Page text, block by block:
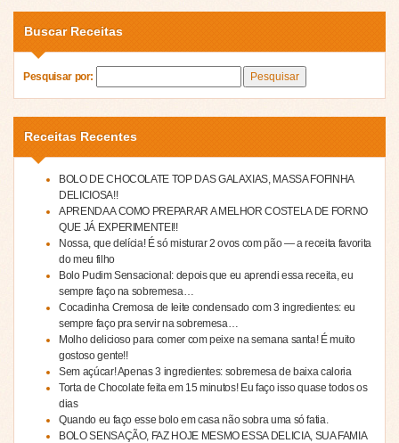
Buscar Receitas
Pesquisar por:
Receitas Recentes
BOLO DE CHOCOLATE TOP DAS GALAXIAS, MASSA FOFINHA
DELICIOSA!!
APRENDA A COMO PREPARAR A MELHOR COSTELA DE FORNO
QUE JÁ EXPERIMENTEI!!
Nossa, que delícia! É só misturar 2 ovos com pão — a receita favorita
do meu filho
Bolo Pudim Sensacional: depois que eu aprendi essa receita, eu
sempre faço na sobremesa…
Cocadinha Cremosa de leite condensado com 3 ingredientes: eu
sempre faço pra servir na sobremesa…
Molho delicioso para comer com peixe na semana santa! É muito
gostoso gente!!
Sem açúcar! Apenas 3 ingredientes: sobremesa de baixa caloria
Torta de Chocolate feita em 15 minutos! Eu faço isso quase todos os
dias
Quando eu faço esse bolo em casa não sobra uma só fatia.
BOLO SENSAÇÃO, FAZ HOJE MESMO ESSA DELICIA, SUA FAMIA